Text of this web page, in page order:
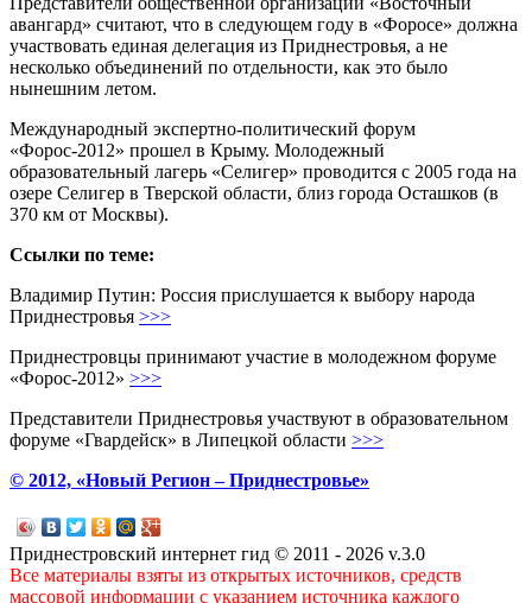
авангард» считают, что в следующем году в «Форосе» должна
участвовать единая делегация из Приднестровья, а не
несколько объединений по отдельности, как это было
нынешним летом.
Международный экспертно-политический форум
«Форос-2012» прошел в Крыму. Молодежный
образовательный лагерь «Селигер» проводится с 2005 года на
озере Селигер в Тверской области, близ города Осташков (в
370 км от Москвы).
Ссылки по теме:
Владимир Путин: Россия прислушается к выбору народа
Приднестровья >>>
Приднестровцы принимают участие в молодежном форуме
«Форос-2012» >>>
Представители Приднестровья участвуют в образовательном
форуме «Гвардейск» в Липецкой области >>>
© 2012, «Новый Регион – Приднестровье»
Приднестровский интернет гид © 2011 - 2026 v.3.0
Все материалы взяты из открытых источников, средств
массовой информации с указанием источника каждого